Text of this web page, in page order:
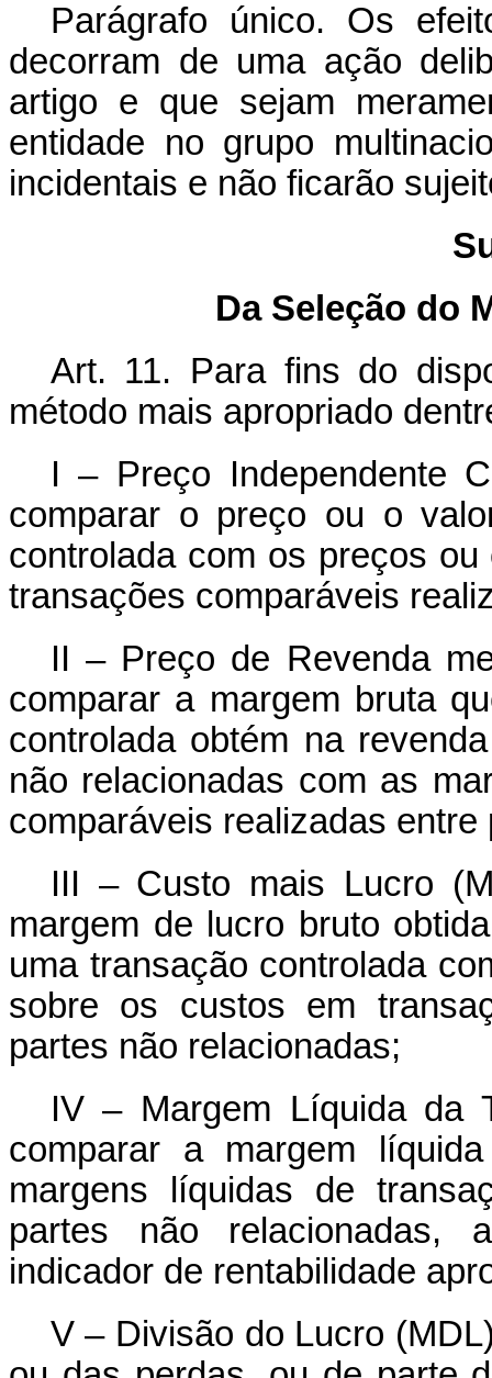
Parágrafo único. Os
decorram de uma ação
artigo e que sejam
entidade no grupo
incidentais e não ficarão
Da Seleção do
Art. 11. Para fins do
método mais apropriado
I – Preço Independente
comparar o preço ou o
controlada com os preços
transações comparáveis
II – Preço de Revenda
comparar a margem bruta
controlada obtém na
não relacionadas com as
comparáveis realizadas
III – Custo mais Lucro
margem de lucro bruto
uma transação controlada
sobre os custos em
partes não relacionadas;
IV – Margem Líquida da
comparar a margem
margens líquidas de
partes não relacionadas,
indicador de rentabilidade
V – Divisão do Lucro